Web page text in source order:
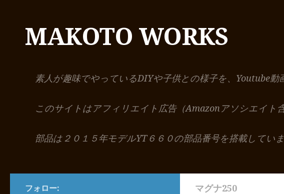
MAKOTO WORKS
素人が趣味でやっているDIYや子供との様子を、Youtube
このサイトはアフィリエイト広告（Amazonアソシエイ
部品は２０１５年モデルYT６６０の部品番号を搭載していま
マグナ250
フォロー: